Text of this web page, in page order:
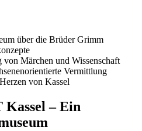
über die Brüder Grimm
Märchen und Wissenschaft
Vermittlung
von Kassel
– Ein